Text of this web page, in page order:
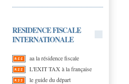
RESIDENCE FISCALE
INTERNATIONALE
aa la résidence fiscale
L'EXIT TAX à la française
le guide du départ